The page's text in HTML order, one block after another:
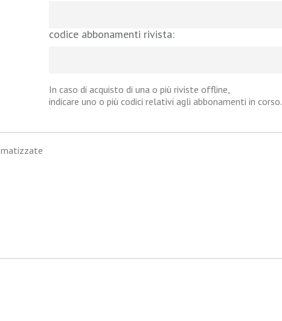
codice abbonamenti rivista:
In caso di acquisto di una o più riviste offline,
indicare uno o più codici relativi agli abbonamenti in corso.